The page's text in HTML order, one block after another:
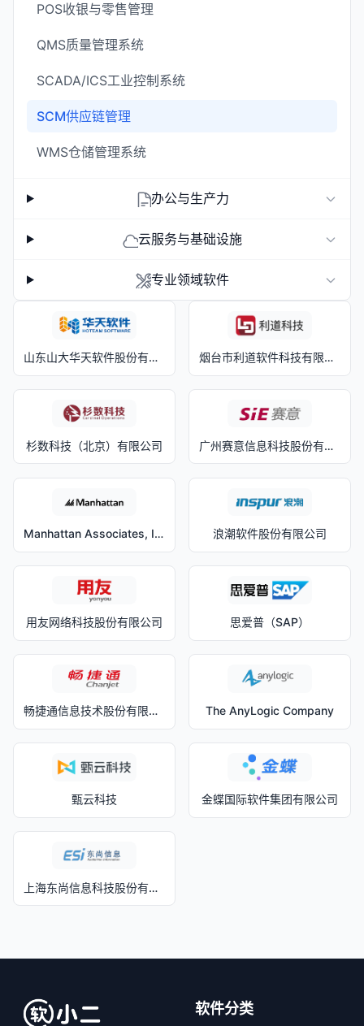
POS收银与零售管理
QMS质量管理系统
SCADA/ICS工业控制系统
SCM供应链管理
WMS仓储管理系统
办公与生产力
云服务与基础设施
专业领域软件
山东山大华天软件股份有限公司 烟台市利道软件科技有限公司
杉数科技（北京）有限公司 广州赛意信息科技股份有限公司
Manhattan Associates, Inc. 浪潮软件股份有限公司
用友网络科技股份有限公司 思爱普（SAP）
畅捷通信息技术股份有限公司 The AnyLogic Company
甄云科技 金蝶国际软件集团有限公司
上海东尚信息科技股份有限公司
软件分类